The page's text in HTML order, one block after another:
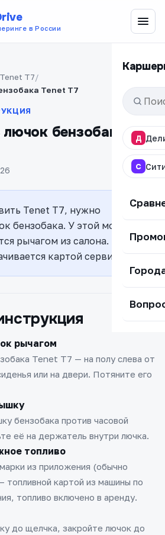
в России
Д
С
Tenet T7
Tenet T7
бензобака
Tenet T7, нужно
бензобака. У этой модели
рычагом из салона.
картой сервиса.
рычагом
Tenet T7 — на полу слева от
или на двери. Потяните его
бензобака против часовой
её на держатель внутри лючка.
топливо
из приложения (обычно
топливной картой из машины по
топливо включено в аренду.
до щелчка, закройте лючок до